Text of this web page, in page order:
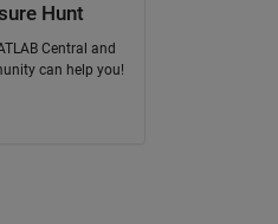
Hunt
Central and
can help you!